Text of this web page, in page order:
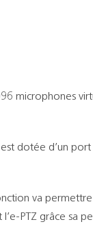
microphones
dotée d’un port
va
PTZ grâce sa